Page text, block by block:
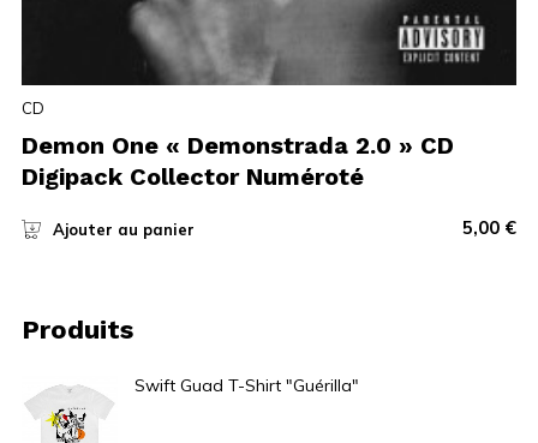
CD
Demon One « Demonstrada 2.0 » CD
Digipack Collector Numéroté
Ajouter au panier 5,00 €
Produits
Swift Guad T-Shirt "Guérilla"